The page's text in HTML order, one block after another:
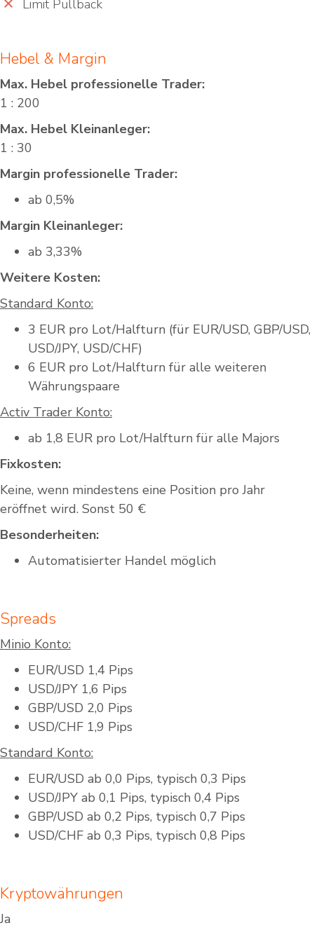
Limit Pullback
Hebel & Margin
Max. Hebel professionelle Trader:
1 : 200
Max. Hebel Kleinanleger:
1 : 30
Margin professionelle Trader:
ab 0,5%
Margin Kleinanleger:
ab 3,33%
Weitere Kosten:
Standard Konto:
3 EUR pro Lot/Halfturn (für EUR/USD, GBP/USD,
USD/JPY, USD/CHF)
6 EUR pro Lot/Halfturn für alle weiteren
Währungspaare
Activ Trader Konto:
ab 1,8 EUR pro Lot/Halfturn für alle Majors
Fixkosten:
Keine, wenn mindestens eine Position pro Jahr
eröffnet wird. Sonst 50 €
Besonderheiten:
Automatisierter Handel möglich
Spreads
Minio Konto:
EUR/USD 1,4 Pips
USD/JPY 1,6 Pips
GBP/USD 2,0 Pips
USD/CHF 1,9 Pips
Standard Konto:
EUR/USD ab 0,0 Pips, typisch 0,3 Pips
USD/JPY ab 0,1 Pips, typisch 0,4 Pips
GBP/USD ab 0,2 Pips, typisch 0,7 Pips
USD/CHF ab 0,3 Pips, typisch 0,8 Pips
Kryptowährungen
Ja